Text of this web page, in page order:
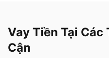
Vay Tiền Tại Các
Cận